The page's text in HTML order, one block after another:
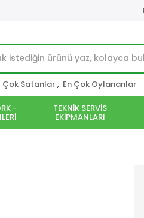
Çok Satanlar , En Çok Oylananlar
- TEKNİK SERVİS
EKİPMANLARI